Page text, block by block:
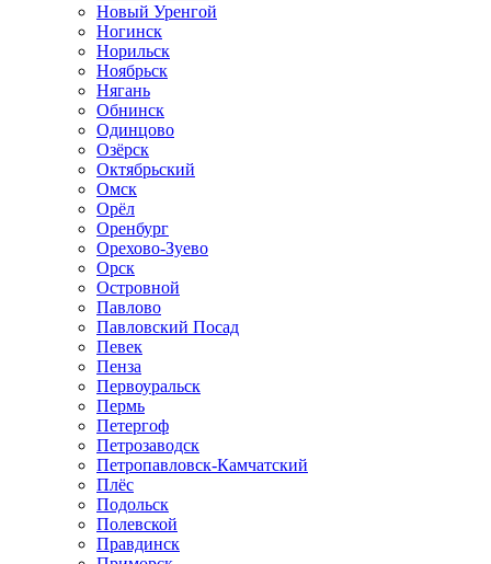
Новый Уренгой
Ногинск
Норильск
Ноябрьск
Нягань
Обнинск
Одинцово
Озёрск
Октябрьский
Омск
Орёл
Оренбург
Орехово-Зуево
Орск
Островной
Павлово
Павловский Посад
Певек
Пенза
Первоуральск
Пермь
Петергоф
Петрозаводск
Петропавловск-Камчатский
Плёс
Подольск
Полевской
Правдинск